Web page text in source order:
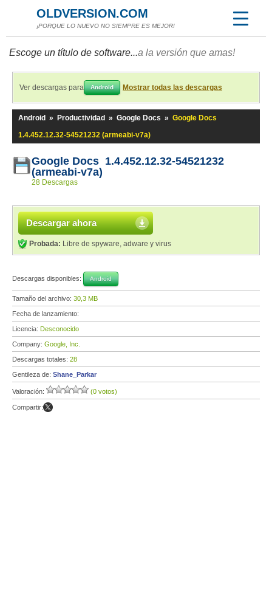
OLDVERSION.COM
¡PORQUE LO NUEVO NO SIEMPRE ES MEJOR!
Escoge un título de software...a la versión que amas!
Ver descargas para Android Mostrar todas las descargas
Android » Productividad » Google Docs » Google Docs
1.4.452.12.32-54521232 (armeabi-v7a)
Google Docs 1.4.452.12.32-54521232
(armeabi-v7a)
28 Descargas
Descargar ahora
Probada: Libre de spyware, adware y virus
Descargas disponibles: Android
Tamaño del archivo: 30,3 MB
Fecha de lanzamiento:
Licencia: Desconocido
Company: Google, Inc.
Descargas totales: 28
Gentileza de: Shane_Parkar
Valoración: (0 votos)
Compartir: